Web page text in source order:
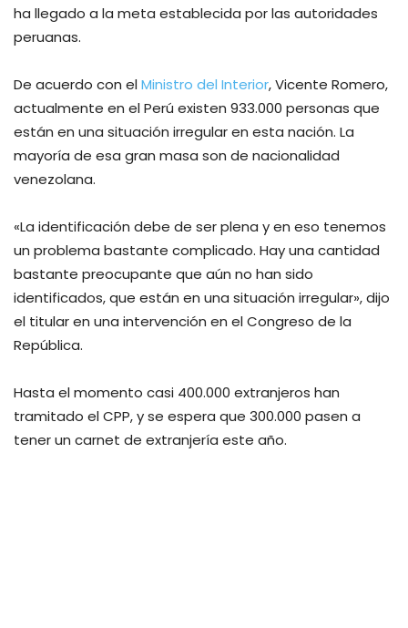
ha llegado a la meta establecida por las autoridades
peruanas.
De acuerdo con elMinistro del Interior, Vicente Romero,
actualmente en el Perú existen 933.000 personas que
están en una situación irregular en esta nación. La
mayoría de esa gran masa son de nacionalidad
venezolana.
«La identificación debe de ser plena y en eso tenemos
un problema bastante complicado. Hay una cantidad
bastante preocupante que aún no han sido
identificados, que están en una situación irregular», dijo
el titular en una intervención en el Congreso de la
República.
Hasta el momento casi 400.000 extranjeros han
tramitado el CPP, y se espera que 300.000 pasen a
tener un carnet de extranjería este año.